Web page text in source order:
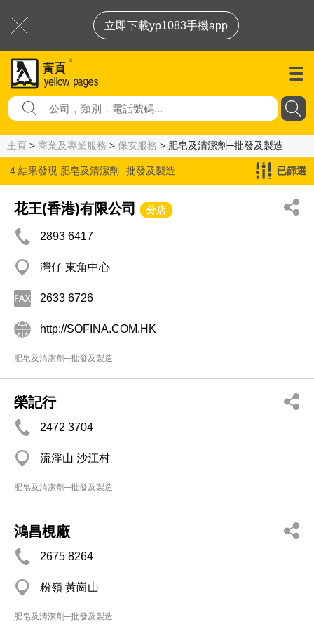
立即下載yp1083手機app
主頁 > 商業及專業服務 > 保安服務 > 肥皂及清潔劑─批發及製造
4 結果發現 肥皂及清潔劑─批發及製造 已篩選
花王(香港)有限公司 分店
2893 6417
灣仔 東角中心
2633 6726
http://SOFINA.COM.HK
肥皂及清潔劑─批發及製造
榮記行
2472 3704
流浮山 沙江村
肥皂及清潔劑─批發及製造
鴻昌梘廠
2675 8264
粉嶺 黃崗山
肥皂及清潔劑─批發及製造